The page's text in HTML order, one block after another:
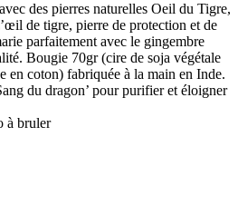
des pierres naturelles Oeil du Tigre,
de tigre, pierre de protection et de
parfaitement avec le gingembre
Bougie 70gr (cire de soja végétale
en coton) fabriquée à la main en Inde.
du dragon’ pour purifier et éloigner
à bruler